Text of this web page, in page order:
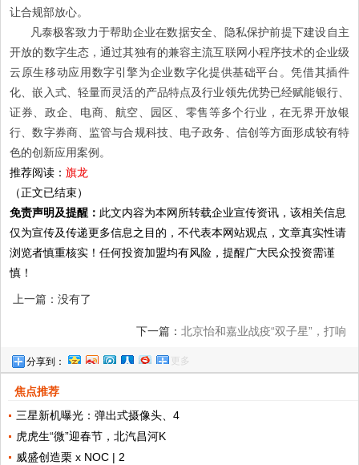
让合规部放心。
凡泰极客致力于帮助企业在数据安全、隐私保护前提下建设自主
开放的数字生态，通过其独有的兼容主流互联网小程序技术的企业级
云原生移动应用数字引擎为企业数字化提供基础平台。凭借其插件
化、嵌入式、轻量而灵活的产品特点及行业领先优势已经赋能银行、
证券、政企、电商、航空、园区、零售等多个行业，在无界开放银
行、数字券商、监管与合规科技、电子政务、信创等方面形成较有特
色的创新应用案例。
推荐阅读：旗龙
（正文已结束）
免责声明及提醒： 此文内容为本网所转载企业宣传资讯，该相关信息
仅为宣传及传递更多信息之目的，不代表本网站观点，文章真实性请
浏览者慎重核实！任何投资加盟均有风险，提醒广大民众投资需谨
慎！
上一篇：没有了
下一篇： 北京怡和嘉业战疫“双子星”，打响
分享到： 更多
焦点推荐
三星新机曝光：弹出式摄像头、4
虎虎生“微”迎春节，北汽昌河K
威盛创造栗 x NOC | 2